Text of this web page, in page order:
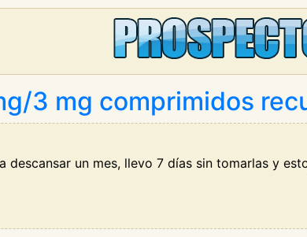
3 mg comprimidos
descansar un mes, llevo 7 días sin tomarlas y